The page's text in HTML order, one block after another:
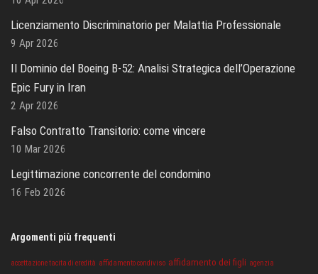
Licenziamento Discriminatorio per Malattia Professionale
9 Apr 2026
Il Dominio del Boeing B-52: Analisi Strategica dell’Operazione
Epic Fury in Iran
2 Apr 2026
Falso Contratto Transitorio: come vincere
10 Mar 2026
Legittimazione concorrente del condomino
16 Feb 2026
Argomenti più frequenti
accettazione tacita di eredità affidamento condiviso affidamento dei figli agenzia